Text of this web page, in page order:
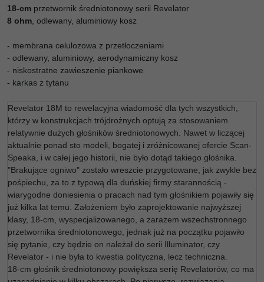
18-cm przetwornik średniotonowy serii Revelator
8 ohm , odlewany, aluminiowy kosz
- membrana celulozowa z przetłoczeniami
- odlewany, aluminiowy, aerodynamiczny kosz
- niskostratne zawieszenie piankowe
- karkas z tytanu
Revelator 18M to rewelacyjna wiadomość dla tych wszystkich,
którzy w konstrukcjach trójdrożnych optują za stosowaniem
relatywnie dużych głośników średniotonowych. Nawet w liczącej
aktualnie ponad sto modeli, bogatej i zróżnicowanej ofercie Scan-
Speaka, i w całej jego historii, nie było dotąd takiego głośnika.
"Brakujące ogniwo" zostało wreszcie przygotowane, jak zwykle bez
pośpiechu, za to z typową dla duńskiej firmy starannością -
wiarygodne doniesienia o pracach nad tym głośnikiem pojawiły się
już kilka lat temu. Założeniem było zaprojektowanie najwyższej
klasy, 18-cm, wyspecjalizowanego, a zarazem wszechstronnego
przetwornika średniotonowego, jednak już na początku pojawiło
się pytanie, czy będzie on należał do serii Illuminator, czy
Revelator - i nie była to kwestia polityczna, lecz techniczna.
18-cm głośnik średniotonowy powiększa serię Revelatorów, co ma